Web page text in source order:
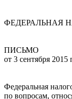
ФЕДЕРАЛЬНАЯ
ПИСЬМО
от 3 сентября
Федеральная
по вопросам,